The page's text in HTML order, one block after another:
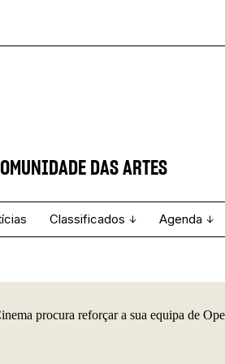
DAS ARTES
Classificados Agenda